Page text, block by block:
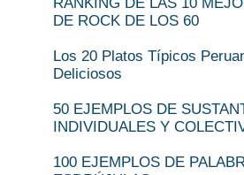
DE ROCK DE LOS 60
Los 20 Platos Típicos
Deliciosos
50 EJEMPLOS DE
INDIVIDUALES Y
100 EJEMPLOS DE